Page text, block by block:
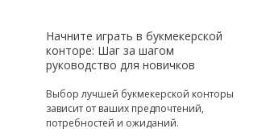
Начните играть в букмекерской
конторе: Шаг за шагом
руководство для новичков
Выбор лучшей букмекерской конторы
зависит от ваших предпочтений,
потребностей и ожиданий.